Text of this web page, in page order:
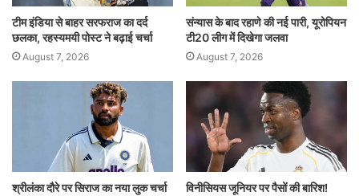
टीम इंडिया से बाहर सरफराज का दर्द
छलका, रहस्यमयी पोस्ट ने बढ़ाई चर्चा
August 7, 2026
संन्यास के बाद रहाणे की नई पारी, यूरोपियन
टी20 लीग में दिखेगा जलवा
August 7, 2026
श्रीलंका दौरे पर सिराज का नया लुक चर्चा विनीसियस जूनियर पर पैसों की बारिश!